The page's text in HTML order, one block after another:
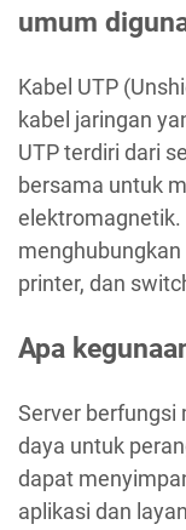
umum
Kabel UTP
kabel jaringan
UTP terdiri dari
bersama untuk
elektromagnetik.
printer, dan
Apa
Server berfungsi
daya untuk
dapat
aplikasi dan